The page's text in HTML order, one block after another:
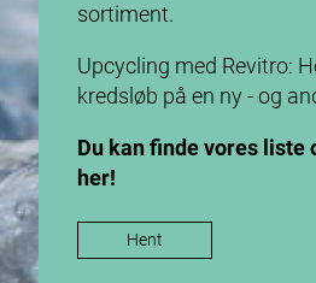
sortiment.
Upcycling med Revitro:
kredsløb på en ny - og
Du kan finde vores liste
her!
Hent